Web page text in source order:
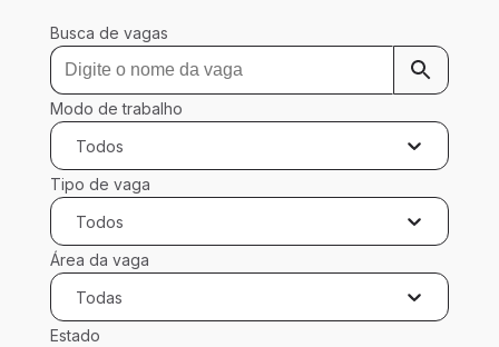
Busca de vagas
Modo de trabalho
Todos
Tipo de vaga
Todos
Área da vaga
Todas
Estado